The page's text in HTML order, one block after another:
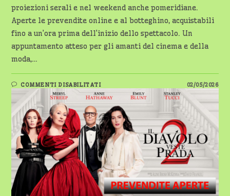
proiezioni serali e nel weekend anche pomeridiane.
Aperte le prevendite online e al botteghino, acquistabili
fino a un’ora prima dell’inizio dello spettacolo. Un
appuntamento atteso per gli amanti del cinema e della
moda,…
COMMENTI DISABILITATISU
“IL
DIAVOLO
VESTE
PRADA
2”
ARRIVA
AL
TEATRONUOVO
DI
MAGENTA
–
DA
GIOVEDÌ
8
MAGGIO
2026
02/05/2026